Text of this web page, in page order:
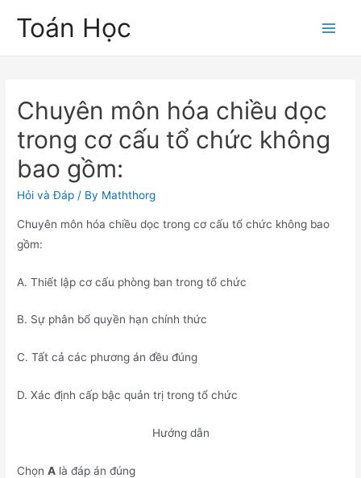
Toán Học
Chuyên môn hóa chiều dọc
trong cơ cấu tổ chức không
bao gồm:
Hỏi và Đáp / By Maththorg
Chuyên môn hóa chiều dọc trong cơ cấu tổ chức không bao
gồm:
A. Thiết lập cơ cấu phòng ban trong tổ chức
B. Sự phân bổ quyền hạn chính thức
C. Tất cả các phương án đều đúng
D. Xác định cấp bậc quản trị trong tổ chức
Hướng dẫn
ChọnA là đáp án đúng